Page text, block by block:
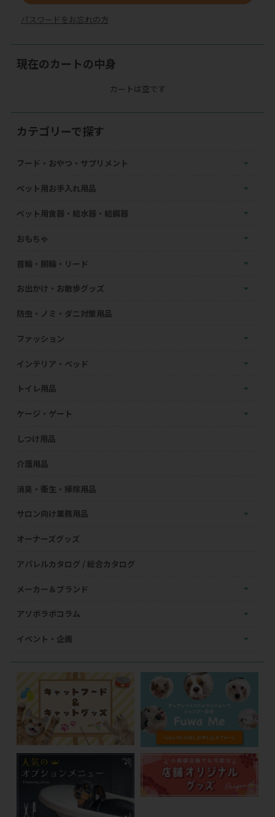
パスワードをお忘れの方
現在のカートの中身
カートは空です
カテゴリーで探す
フード・おやつ・サプリメント
ペット用お手入れ用品
ペット用食器・給水器・給餌器
おもちゃ
首輪・胴輪・リード
お出かけ・お散歩グッズ
防虫・ノミ・ダニ対策用品
ファッション
インテリア・ベッド
トイレ用品
ケージ・ゲート
しつけ用品
介護用品
消臭・衛生・掃除用品
サロン向け業務用品
オーナーズグッズ
アパレルカタログ / 総合カタログ
メーカー＆ブランド
アソボラボコラム
イベント・企画